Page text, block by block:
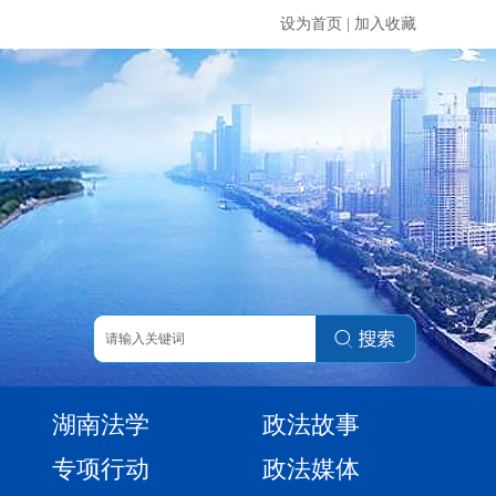
设为首页 加入收藏
湖南法学
政法故事
专项行动
政法媒体